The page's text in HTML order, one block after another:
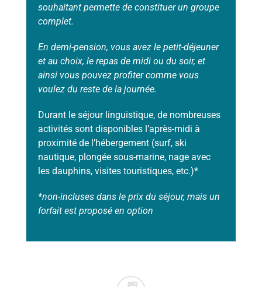
souhaitant permette de constituer un groupe
complet.
En demi-pension, vous avez le petit-déjeuner
et au choix, le repas de midi ou du soir, et
ainsi vous pouvez profiter comme vous
voulez du reste de la journée.
Durant le séjour linguistique, de nombreuses
activités sont disponibles l’après-midi à
proximité de l’hébergement (surf, ski
nautique, plongée sous-marine, nage avec
les dauphins, visites touristiques, etc.)*
*non-incluses dans le prix du séjour, mais un
forfait est proposé en option